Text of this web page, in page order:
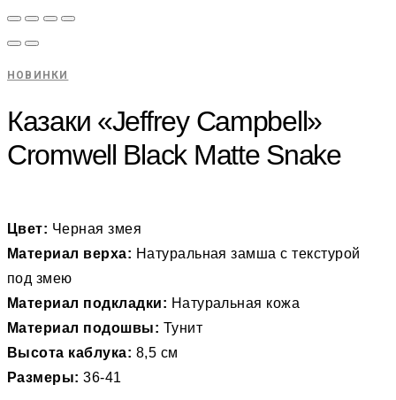
НОВИНКИ
Казаки «Jeffrey Campbell»
Cromwell Black Matte Snake
Цвет: Черная змея
Материал верха: Натуральная замша с текстурой
под змею
Материал подкладки: Натуральная кожа
Материал подошвы: Тунит
Высота каблука: 8,5 см
Размеры: 36-41